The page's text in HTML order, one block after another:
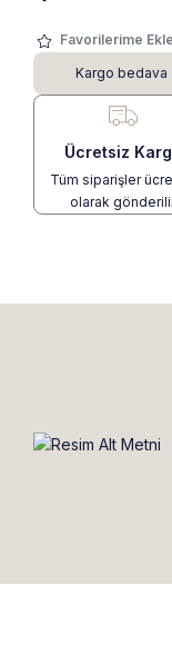
Kargo bedava
Ücretsiz
Tüm siparişler
olarak